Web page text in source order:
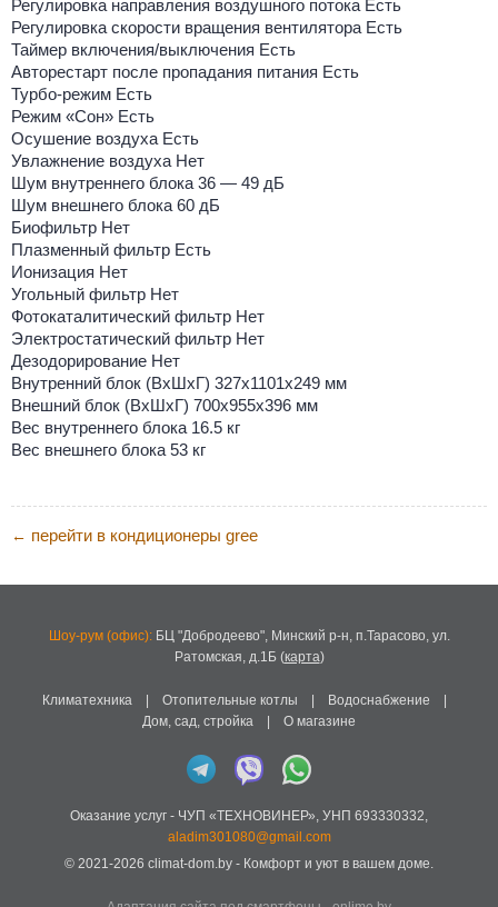
Регулировка направления воздушного потока Есть
Регулировка скорости вращения вентилятора Есть
Таймер включения/выключения Есть
Авторестарт после пропадания питания Есть
Турбо-режим Есть
Режим «Сон» Есть
Осушение воздуха Есть
Увлажнение воздуха Нет
Шум внутреннего блока 36 — 49 дБ
Шум внешнего блока 60 дБ
Биофильтр Нет
Плазменный фильтр Есть
Ионизация Нет
Угольный фильтр Нет
Фотокаталитический фильтр Нет
Электростатический фильтр Нет
Дезодорирование Нет
Внутренний блок (ВхШхГ) 327х1101х249 мм
Внешний блок (ВхШхГ) 700х955х396 мм
Вес внутреннего блока 16.5 кг
Вес внешнего блока 53 кг
← перейти в кондиционеры gree
Шоу-рум (офис):БЦ "Добродеево", Минский р-н, п.Тарасово, ул.
Ратомская, д.1Б(карта)
Климатехника| Отопительные котлы Водоснабжение
Дом, сад, стройка
О магазине
Оказание услуг - ЧУП «ТЕХНОВИНЕР», УНП 693330332,
aladim301080@gmail.com
© 2021-2026 climat-dom.by - Комфорт и уют в вашем доме.